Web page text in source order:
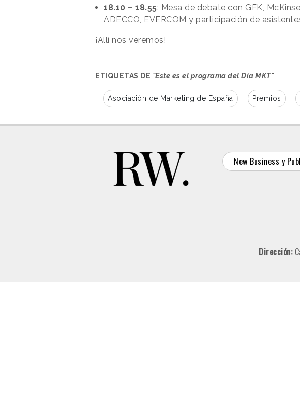
18.10 – 18.55: Mesa de debate con GFK,
ADECCO, EVERCOM y participación de
¡Allí nos veremos!
ETIQUETAS DE "Este es el programa del Día MKT"
Asociación de Marketing de España Premios
New Business y
Dirección: